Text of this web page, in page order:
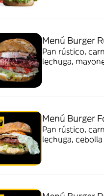
Menú Burger
Pan rústico,
lechuga,
Menú Burger
Pan rústico,
lechuga,